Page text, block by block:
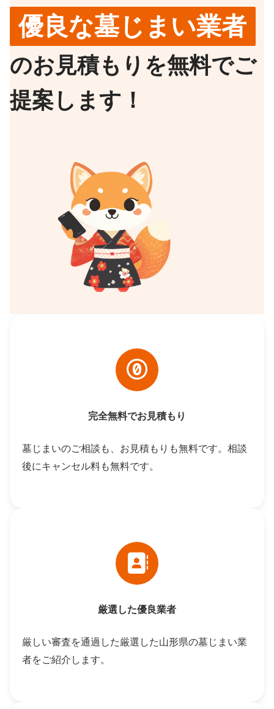
優良な墓じまい業者
のお見積もりを無料でご
提案します！
完全無料でお見積もり
墓じまいのご相談も、お見積もりも無料です。相談
後にキャンセル料も無料です。
厳選した優良業者
厳しい審査を通過した厳選した山形県の墓じまい業
者をご紹介します。